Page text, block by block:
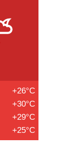
+26°C
+30°C
+29°C
+25°C